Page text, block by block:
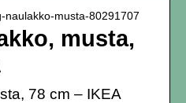
naulakko-musta-80291707
musta,
78 cm – IKEA